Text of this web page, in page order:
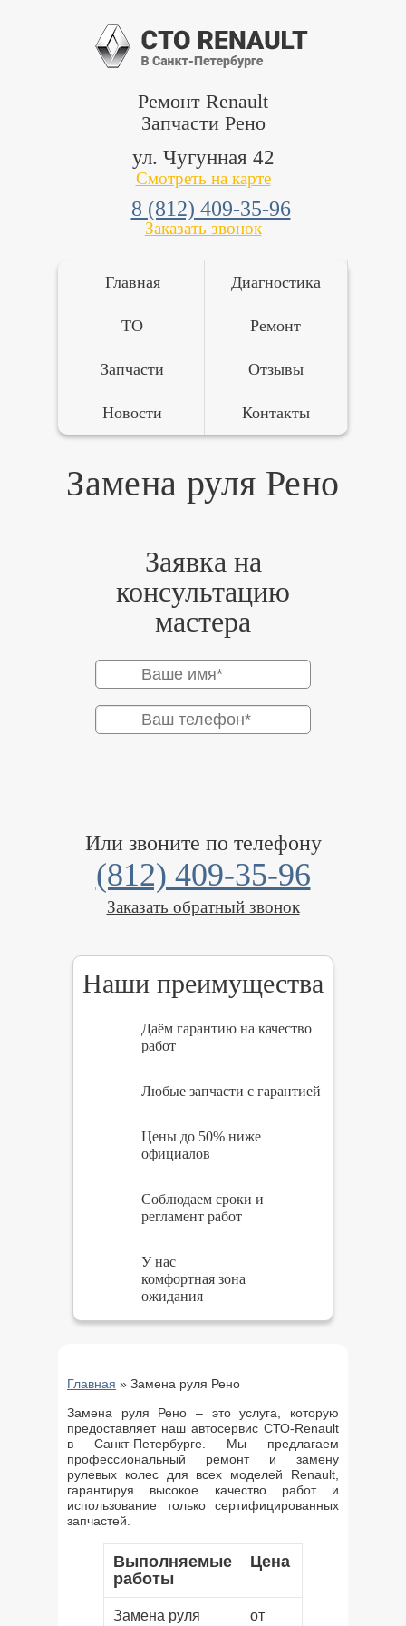
Ремонт Renault
Запчасти Рено
ул. Чугунная 42
Смотреть на карте
8 (812) 409-35-96
Заказать звонок
Главная
ТО
Диагностика
Ремонт
Запчасти Отзывы
Новости Контакты
Замена руля Рено
Заявка на
консультацию
мастера
Или звоните по телефону
(812) 409-35-96
Заказать обратный звонок
Наши преимущества
Даём гарантию на качество
работ
Любые запчасти с гарантией
Цены до 50% ниже
официалов
Соблюдаем сроки и
регламент работ
У нас
комфортная зона
ожидания
Главная » Замена руля Рено
Замена руля Рено – это услуга, которую
предоставляет наш автосервис СТО-Renault
в Санкт-Петербурге. Мы предлагаем
профессиональный ремонт и замену
рулевых колес для всех моделей Renault,
гарантируя высокое качество работ и
использование только сертифицированных
запчастей.
Выполняемые
работы
Цена
Замена руля
от